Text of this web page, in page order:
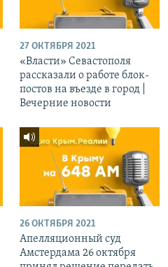
27 ОКТЯБРЯ 2021
«Власти» Севастополя
рассказали о работе блок-
постов на въезде в город |
Вечерние новости
26 ОКТЯБРЯ 2021
Апелляционный суд
Амстердама 26 октября